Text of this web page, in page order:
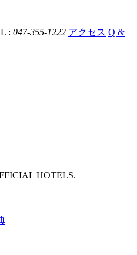
: 047-355-1222 アクセス Q &
HOTELS.